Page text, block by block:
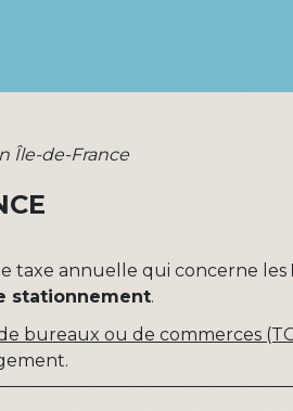
Île-de-France
taxe annuelle qui concerne les
stationnement.
bureaux ou de commerces